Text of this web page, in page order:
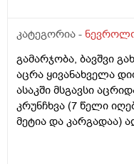
დასვენება კი
მიჭერს და
მხარეს მტკივა თქვენ
კატეგორია -
გამარჯობა, ბავშვი
აცრა ყივანახველა
ასაკში მსგავსი
კრუნჩხვა (7 წელი
მეტია და კარგადაა)
არაა პრობლემაო